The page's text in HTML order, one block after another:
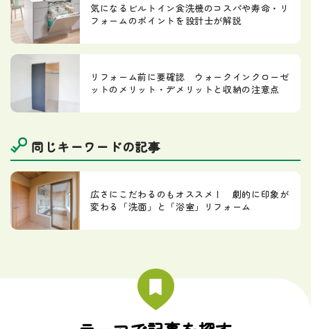
気になるビルトイン食洗機のコスパや寿命・リ
フォームのポイントを設計士が解説
リフォーム前に要確認 ウォークインクローゼ
ットのメリット・デメリットと収納の注意点
同じキーワードの記事
広さにこだわるのもオススメ！ 劇的に印象が
変わる「洗面」と「浴室」リフォーム